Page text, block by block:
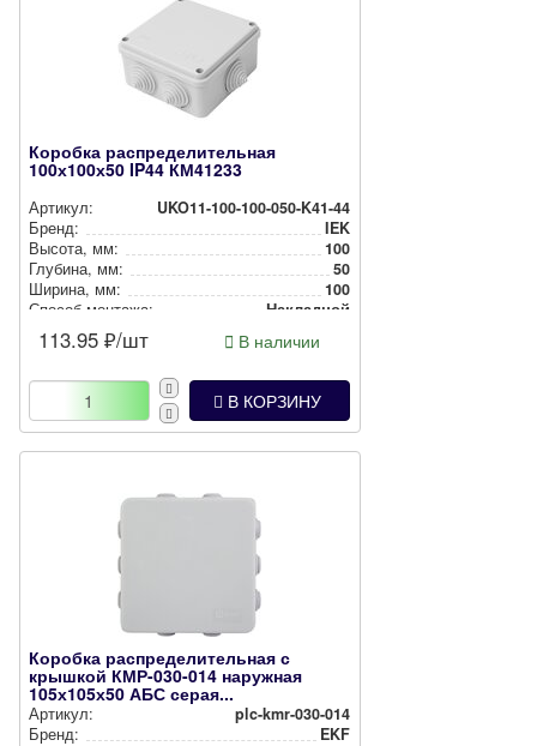
Коробка распределительная
100х100х50 IP44 КМ41233
Артикул:
UKO11-100-100-050-K41-44
Бренд:
IEK
Высота, мм:
100
Глубина, мм:
50
Ширина, мм:
100
Способ монтажа:
Накладной
Степень защиты:
Цвет:
Серый
113.95 ₽/шт В наличии
В КОРЗИНУ
Коробка распределительная с
крышкой КМР-030-014 наружная
105х105х50 АБС серая...
Артикул:
plc-kmr-030-014
Бренд:
EKF